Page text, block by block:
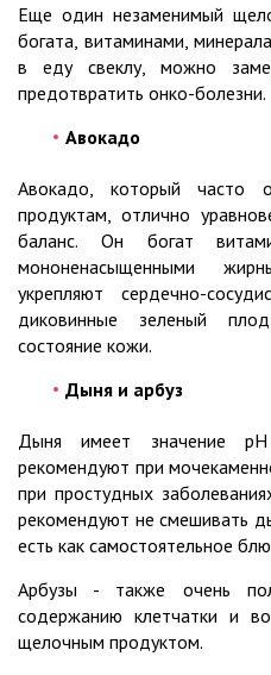
Еще один незаменимый
богата, витаминами,
в еду свеклу, можно
предотвратить онко-болезни.
Авокадо
Авокадо, который часто
продуктам, отлично
баланс. Он богат
мононенасыщенными
укрепляют сердечно-
диковинные зеленый
состояние кожи.
Дыня и арбуз
Дыня имеет значение
рекомендуют при
при простудных
рекомендуют не смешивать
есть как самостоятельное
Арбузы - также очень
содержанию клетчатки и
щелочным продуктом.